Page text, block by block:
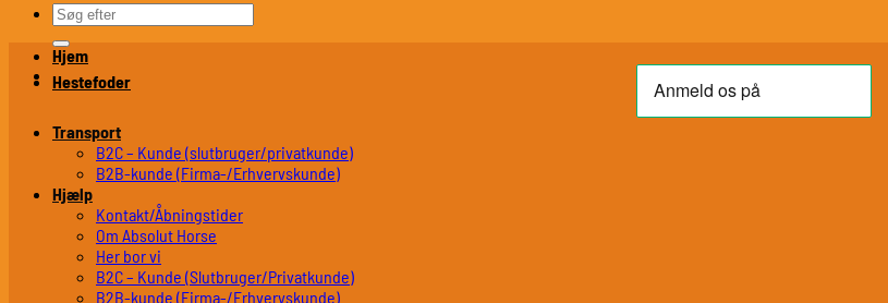
Søg
efter:
Transport
B2C – Kunde (slutbruger/privatkunde)
B2B-kunde (Firma-/Erhvervskunde)
Hjælp
Kontakt/Åbningstider
Om Absolut Horse
Her bor vi
B2C – Kunde (Slutbruger/Privatkunde)
B2B-kunde (Firma-/Erhvervskunde)
Hjem
Hestefoder